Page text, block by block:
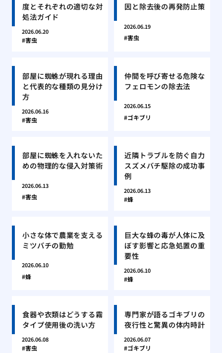
度とそれぞれの適切な対
処法ガイド
2026.06.20
害虫
因と除去後の再発防止策
2026.06.19
害虫
部屋に蜘蛛が現れる理由
と代表的な種類の見分け
方
2026.06.16
害虫
仲間を呼び寄せる危険な
フェロモンの除去法
2026.06.15
ゴキブリ
部屋に蜘蛛を入れないた
めの物理的な侵入対策術
2026.06.13
害虫
近隣トラブルを防ぐ自力
スズメバチ駆除の成功事
例
2026.06.13
蜂
小さな体で農業を支える
ミツバチの勤勉
2026.06.10
蜂
巨大な蜂の毒が人体に及
ぼす影響と応急処置の重
要性
2026.06.10
蜂
食器や衣類はどうする霧
タイプ使用後の洗い方
2026.06.08
害虫
専門家が語るゴキブリの
夜行性と驚異の体内時計
2026.06.07
ゴキブリ